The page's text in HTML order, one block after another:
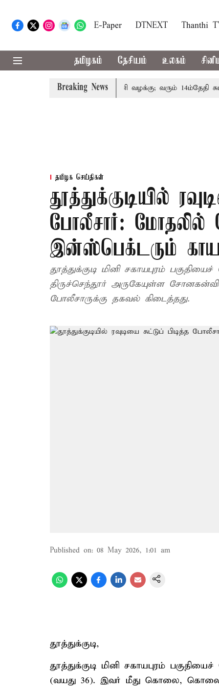
E-Paper DTNEXT Thanthi
தமிழகம் தேசியம் உலகம்
Breaking News
குடும்பத்தினருக்கு அரசுப்பணி வழக்கு; வரும் 14ம்தேதி
தமிழக செய்திகள்
தூத்துக்குடியில்
போலீசார்:
இன்ஸ்பெக்டரும்
தூத்துக்குடி மினி சகாயபுரம் பகுதியைச்
திருச்செந்தூர் அருகேயுள்ள
போலீசாருக்கு தகவல் கிடைத்தது.
Published on: 08 May 2026, 1:01 am
தூத்துக்குடி,
தூத்துக்குடி மினி சகாயபுரம்
(வயது 36). இவர் மீது கொலை,